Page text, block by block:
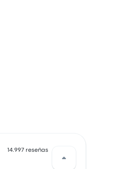
14.997 reseñas